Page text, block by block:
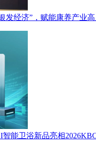
发经济”，赋能康养产业
能卫浴新品亮相